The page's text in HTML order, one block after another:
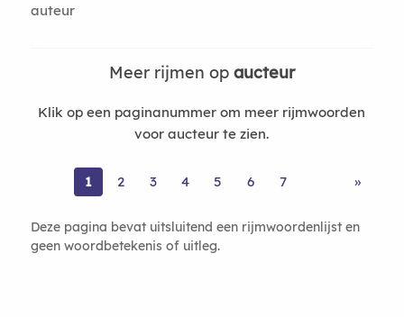
auteur
Meer rijmen op aucteur
Klik op een paginanummer om meer rijmwoorden
voor aucteur te zien.
1 2 3 4 5 6 7 »
Deze pagina bevat uitsluitend een rijmwoordenlijst en
geen woordbetekenis of uitleg.